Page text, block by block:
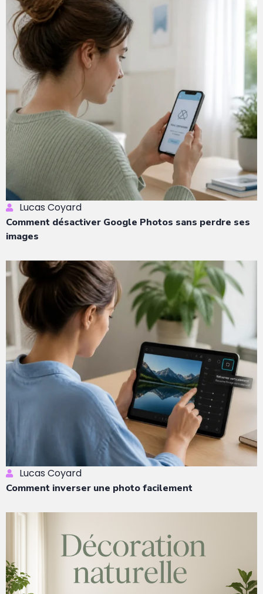
Lucas Coyard
Comment désactiver Google Photos sans perdre ses
images
Lucas Coyard
Comment inverser une photo facilement